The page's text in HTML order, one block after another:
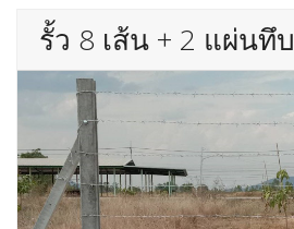
รั้ว 8 เส้น + 2 แผ่นทึบ